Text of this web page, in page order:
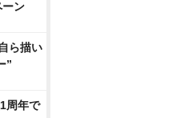
ーン
ら描い
”
周年で